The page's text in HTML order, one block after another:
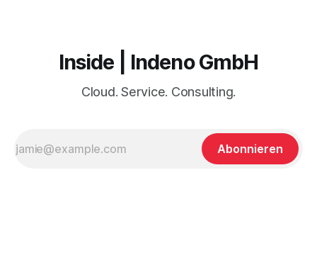
Inside | Indeno GmbH
Cloud. Service. Consulting.
Abonnieren